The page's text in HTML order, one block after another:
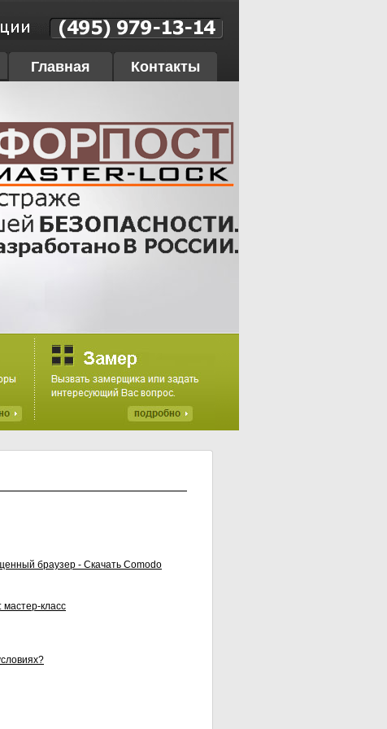
Главная Контакты
браузер - Скачать Comodo
класс